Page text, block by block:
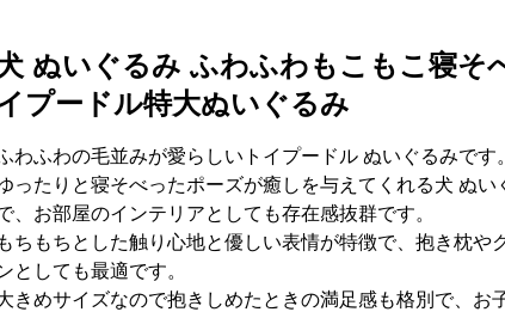
ぬいぐるみ ふわふわもこもこ寝そ
プードル特大ぬいぐるみ
わふわの毛並みが愛らしいトイプードル ぬいぐるみです。
ったりと寝そべったポーズが癒しを与えてくれる犬 ぬい
、お部屋のインテリアとしても存在感抜群です。
もちもちとした触り心地と優しい表情が特徴で、抱き枕や
としても最適です。
きめサイズなので抱きしめたときの満足感も格別で、お